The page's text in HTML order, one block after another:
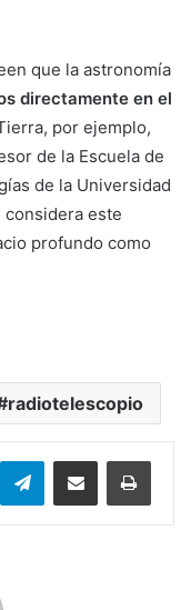
que la astronomía
directamente en el
por ejemplo,
de la Escuela de
de la Universidad
considera este
profundo como
radiotelescopio
TelegramCompartir por correo electrónico